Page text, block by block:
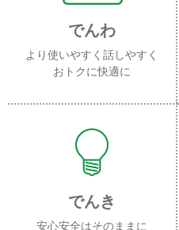
でんわ
より使いやすく話しやすく
おトクに快適に
でんき
安心安全はそのままに